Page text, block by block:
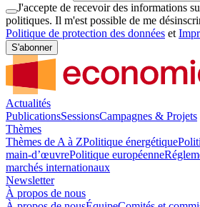
J'accepte de recevoir des informations
politiques. Il m'est possible de me
Politique de protection des données et
S'abonner
Actualités
PublicationsSessionsCampagnes & Projets
Thèmes
Thèmes de A à ZPolitique énergétique
main-d’œuvrePolitique européenne
marchés internationaux
Newsletter
À propos de nous